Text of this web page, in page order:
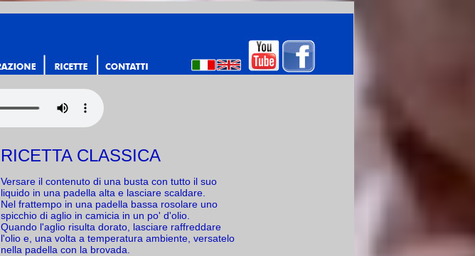
RICETTA CLASSICA
Versare il contenuto di una busta con tutto il suo
liquido in una padella alta e lasciare scaldare.
Nel frattempo in una padella bassa rosolare uno
spicchio di aglio in camicia in un po' d'olio.
Quando l'aglio risulta dorato, lasciare raffreddare
l'olio e, una volta a temperatura ambiente, versatelo
nella padella con la brovada.